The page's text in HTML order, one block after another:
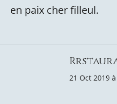
en paix cher filleul.
21 Oct 2019